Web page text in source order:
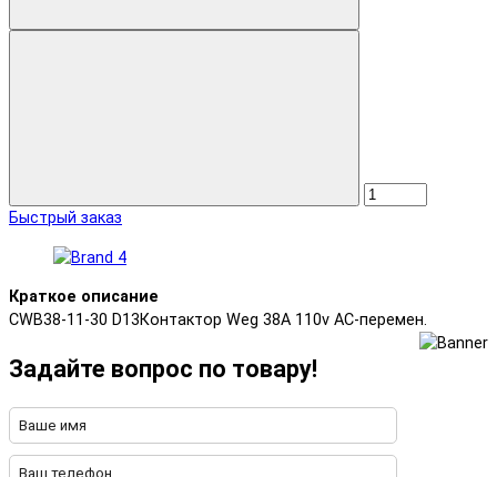
Быстрый заказ
Краткое описание
CWB38-11-30 D13Контактор Weg 38A 110v AC-перемен.
Задайте вопрос по товару!